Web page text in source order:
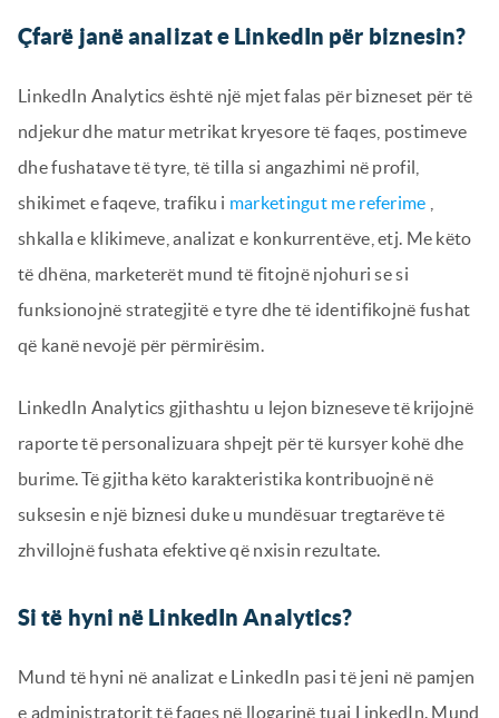
Çfarë janë analizat e LinkedIn për biznesin?
LinkedIn Analytics është një mjet falas për bizneset për të
ndjekur dhe matur metrikat kryesore të faqes, postimeve
dhe fushatave të tyre, të tilla si angazhimi në profil,
shikimet e faqeve, trafiku i marketingut me referime
shkalla e klikimeve, analizat e konkurrentëve, etj. Me këto
të dhëna, marketerët mund të fitojnë njohuri se si
funksionojnë strategjitë e tyre dhe të identifikojnë fushat
që kanë nevojë për përmirësim.
LinkedIn Analytics gjithashtu u lejon bizneseve të krijojnë
raporte të personalizuara shpejt për të kursyer kohë dhe
burime. Të gjitha këto karakteristika kontribuojnë në
suksesin e një biznesi duke u mundësuar tregtarëve të
zhvillojnë fushata efektive që nxisin rezultate.
Si të hyni në LinkedIn Analytics?
Mund të hyni në analizat e LinkedIn pasi të jeni në pamjen
e administratorit të faqes në llogarinë tuaj LinkedIn. Mund